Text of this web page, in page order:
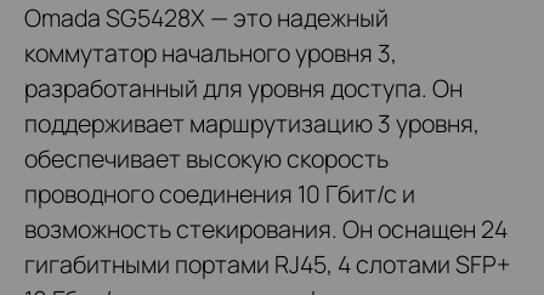
Omada SG5428X — это надежный
коммутатор начального уровня 3,
разработанный для уровня доступа. Он
поддерживает маршрутизацию 3 уровня,
обеспечивает высокую скорость
проводного соединения 10 Гбит/с и
возможность стекирования. Он оснащен 24
гигабитными портами RJ45, 4 слотами SFP+